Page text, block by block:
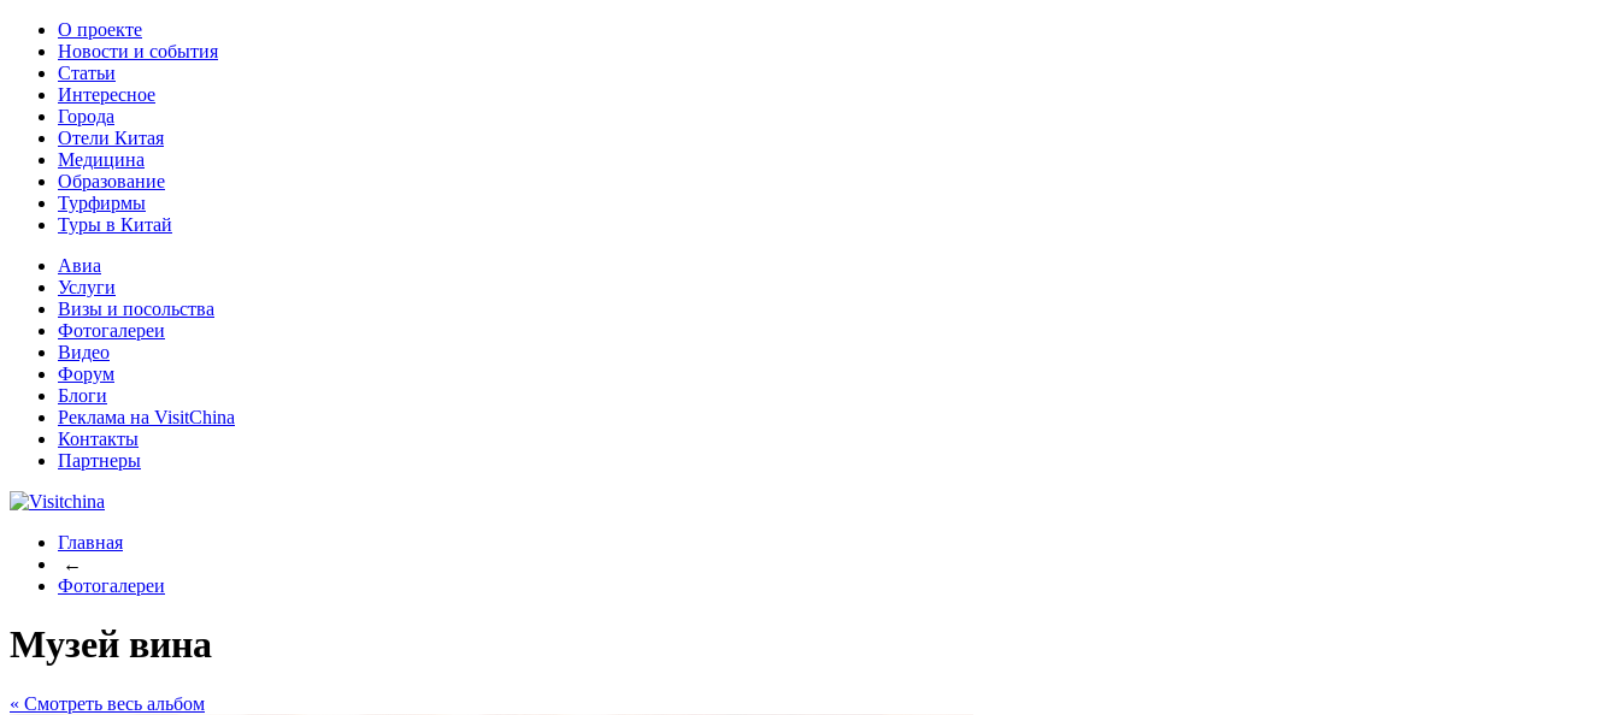
О проекте
Новости и события
Статьи
Интересное
Города
Отели Китая
Медицина
Образование
Турфирмы
Туры в Китай
Авиа
Услуги
Визы и посольства
Фотогалереи
Видео
Форум
Блоги
Реклама на VisitChina
Контакты
Партнеры
Главная
←
Фотогалереи
Музей вина
« Cмотреть весь альбом